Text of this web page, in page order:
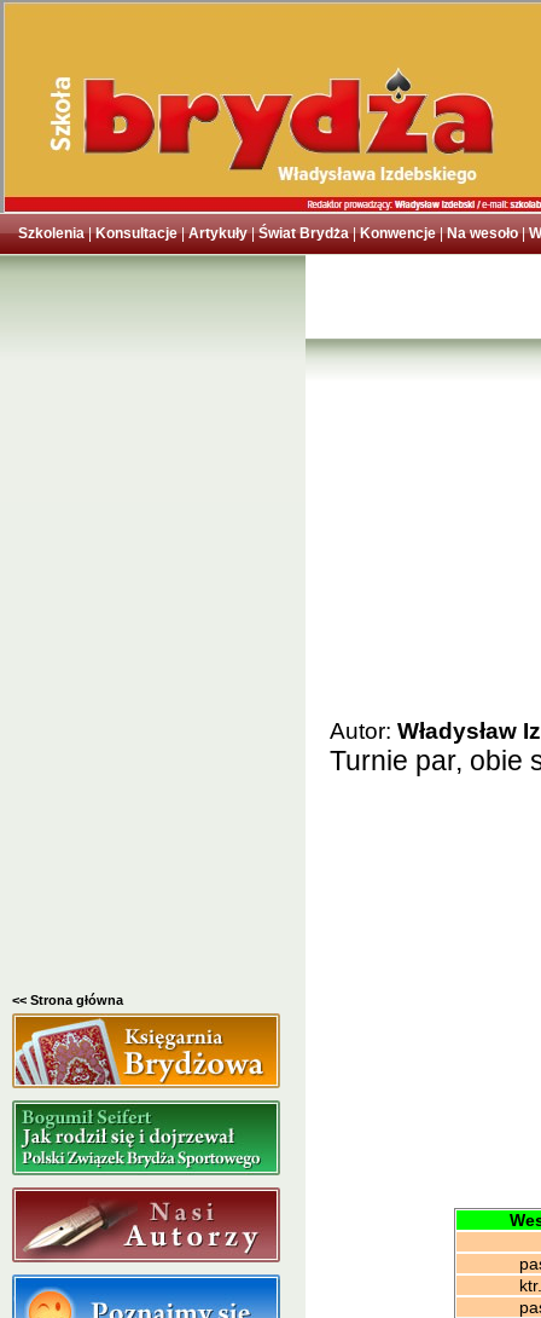
Szkolenia|Konsultacje|Artykuły|Świat Brydża|Konwencje|Na wesoło|
<< Strona główna
Autor: Władysław
Turnie par, obie
ktr.